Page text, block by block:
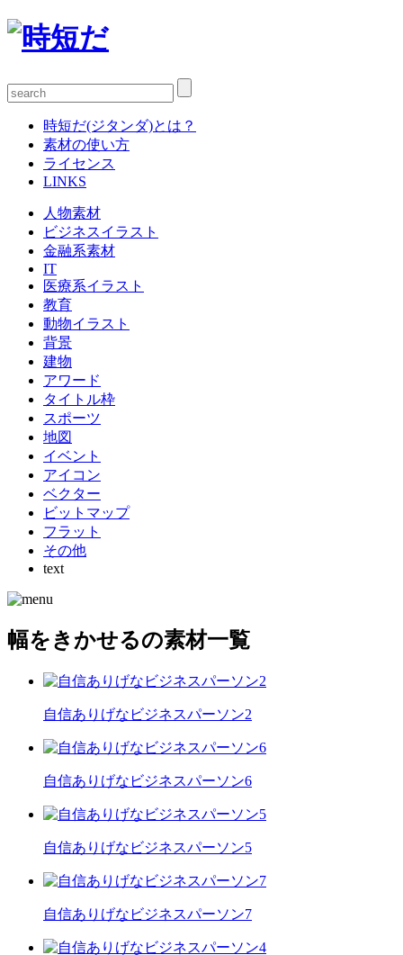
時短だ(ジタンダ)とは？
素材の使い方
ライセンス
LINKS
人物素材
ビジネスイラスト
金融系素材
IT
医療系イラスト
教育
動物イラスト
背景
建物
アワード
タイトル枠
スポーツ
地図
イベント
アイコン
ベクター
ビットマップ
フラット
その他
text
幅をきかせるの素材一覧
自信ありげなビジネスパーソン2
自信ありげなビジネスパーソン6
自信ありげなビジネスパーソン5
自信ありげなビジネスパーソン7